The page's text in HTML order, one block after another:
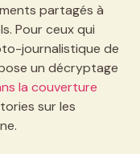
partagés à
Pour ceux qui
journalistique de
un décryptage
la couverture
sur les